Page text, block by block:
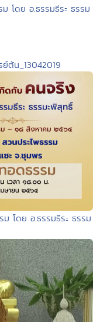
โดย อ.ธรรมธีระ ธรรม
ต้น_13042019
โดย อ.ธรรมธีระ ธรรม